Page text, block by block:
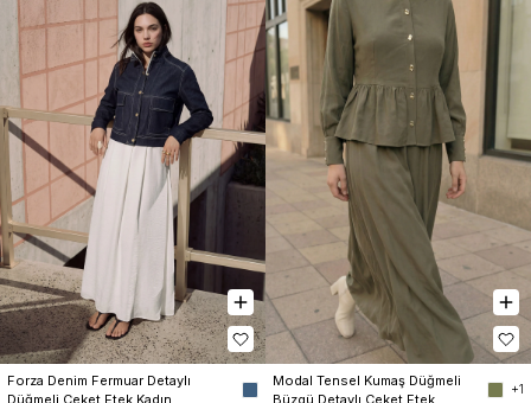
Forza Denim Fermuar Detaylı
Düğmeli Ceket Etek Kadın
Modal Tensel Kumaş Düğmeli
Büzgü Detaylı Ceket Etek
+1